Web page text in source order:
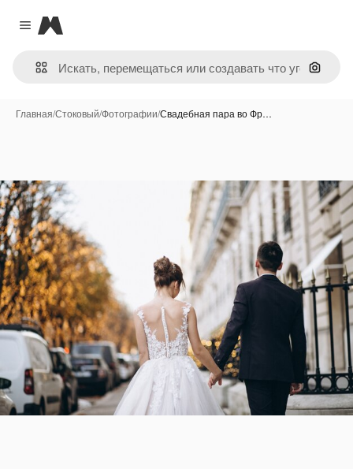
Close menu
Magnific
Поиск
Главная/Стоковый/Фотографии/Свадебная пара во Фр…